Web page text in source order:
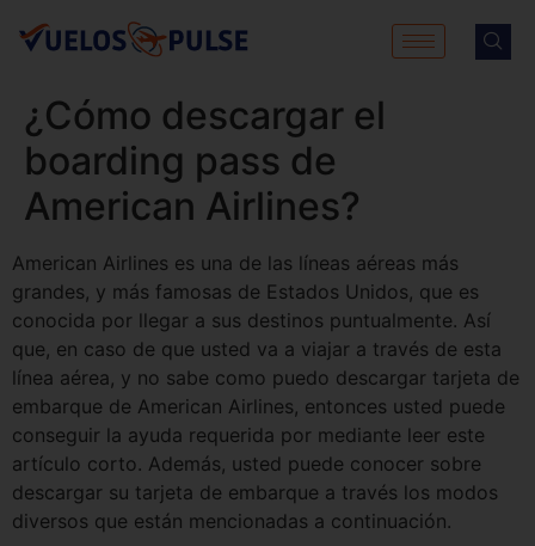
¿Cómo descargar el
boarding pass de
American Airlines?
American Airlines es una de las líneas aéreas más
grandes, y más famosas de Estados Unidos, que es
conocida por llegar a sus destinos puntualmente. Así
que, en caso de que usted va a viajar a través de esta
línea aérea, y no sabe como puedo descargar tarjeta de
embarque de American Airlines, entonces usted puede
conseguir la ayuda requerida por mediante leer este
artículo corto. Además, usted puede conocer sobre
descargar su tarjeta de embarque a través los modos
diversos que están mencionadas a continuación.